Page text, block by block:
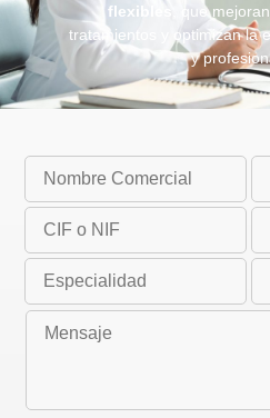
flexibles
, que
tratamientos y optimizan la
y